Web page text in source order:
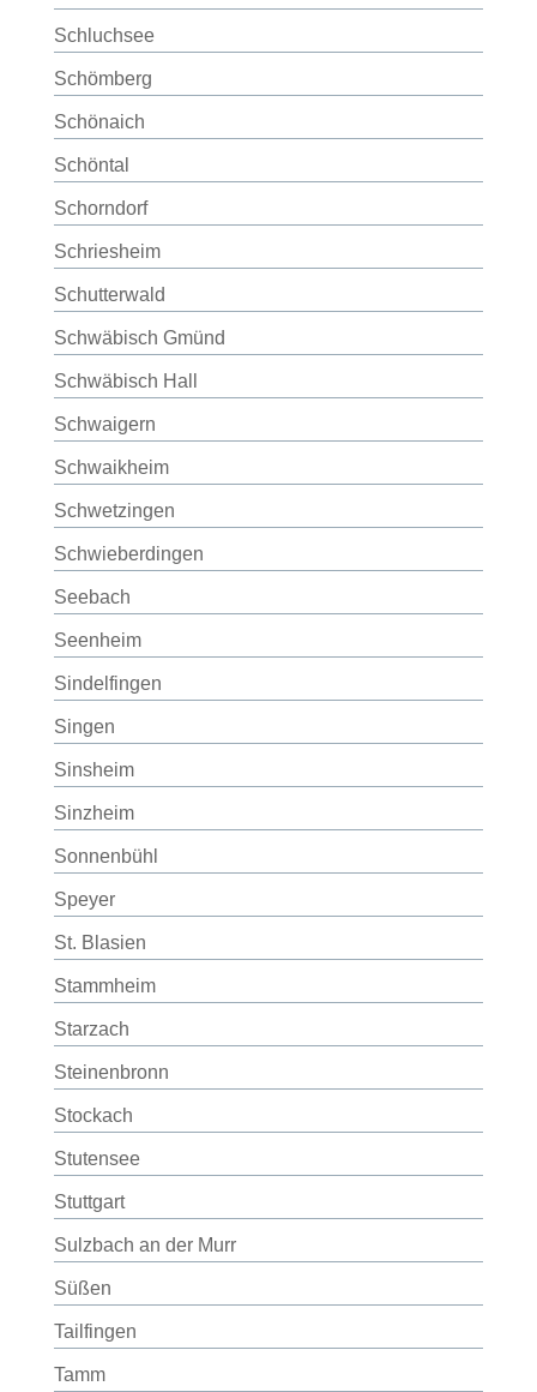
Schluchsee
Schömberg
Schönaich
Schöntal
Schorndorf
Schriesheim
Schutterwald
Schwäbisch Gmünd
Schwäbisch Hall
Schwaigern
Schwaikheim
Schwetzingen
Schwieberdingen
Seebach
Seenheim
Sindelfingen
Singen
Sinsheim
Sinzheim
Sonnenbühl
Speyer
St. Blasien
Stammheim
Starzach
Steinenbronn
Stockach
Stutensee
Stuttgart
Sulzbach an der Murr
Süßen
Tailfingen
Tamm